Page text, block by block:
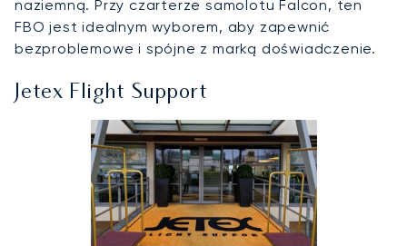
naziemną. Przy czarterze samolotu Falcon, ten
FBO jest idealnym wyborem, aby zapewnić
bezproblemowe i spójne z marką doświadczenie.
Jetex Flight Support